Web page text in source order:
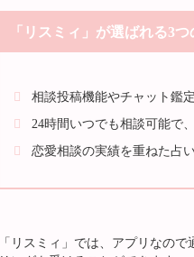
「リスミィ」が選ばれる3つ
相談投稿機能やチャット鑑
24時間いつでも相談可能で
恋愛相談の実績を重ねた占
「リスミィ」では、アプリなの